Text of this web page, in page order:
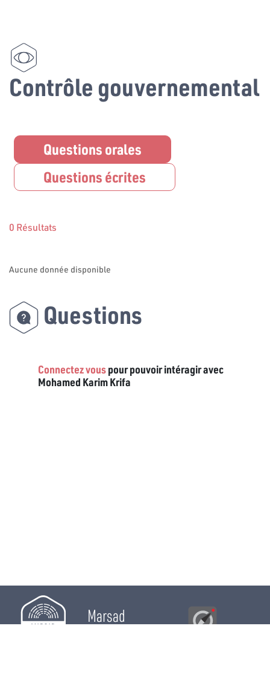
Contrôle gouvernemental
Questions orales
Questions écrites
0 Résultats
Aucune donnée disponible
Questions
Connectez vouspour pouvoir intéragir avec
Mohamed Karim Krifa
Marsad